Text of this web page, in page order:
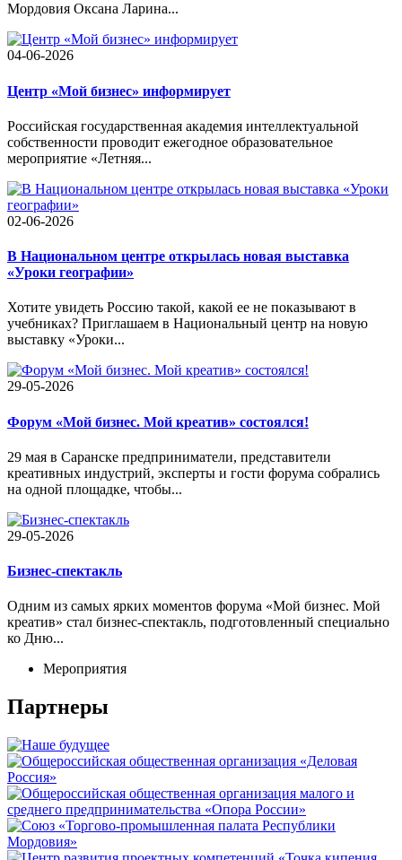
Мордовия Оксана Ларина...
04-06-2026
Центр «Мой бизнес» информирует
Российская государственная академия интеллектуальной
собственности проводит ежегодное образовательное
мероприятие «Летняя...
02-06-2026
В Национальном центре открылась новая выставка
«Уроки географии»
Хотите увидеть Россию такой, какой ее не показывают в
учебниках? Приглашаем в Национальный центр на новую
выставку «Уроки...
29-05-2026
Форум «Мой бизнес. Мой креатив» состоялся!
29 мая в Саранске предприниматели, представители
креативных индустрий, эксперты и гости форума собрались
на одной площадке, чтобы...
29-05-2026
Бизнес-спектакль
Одним из самых ярких моментов форума «Мой бизнес. Мой
креатив» стал бизнес-спектакль, подготовленный специально
ко Дню...
Мероприятия
Партнеры